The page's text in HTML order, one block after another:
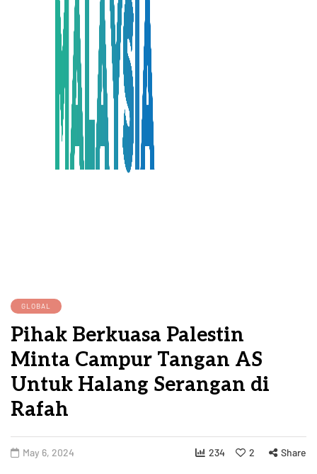
GLOBAL
Pihak Berkuasa Palestin
Minta Campur Tangan AS
Untuk Halang Serangan di
Rafah
May 6, 2024 234 2 Share